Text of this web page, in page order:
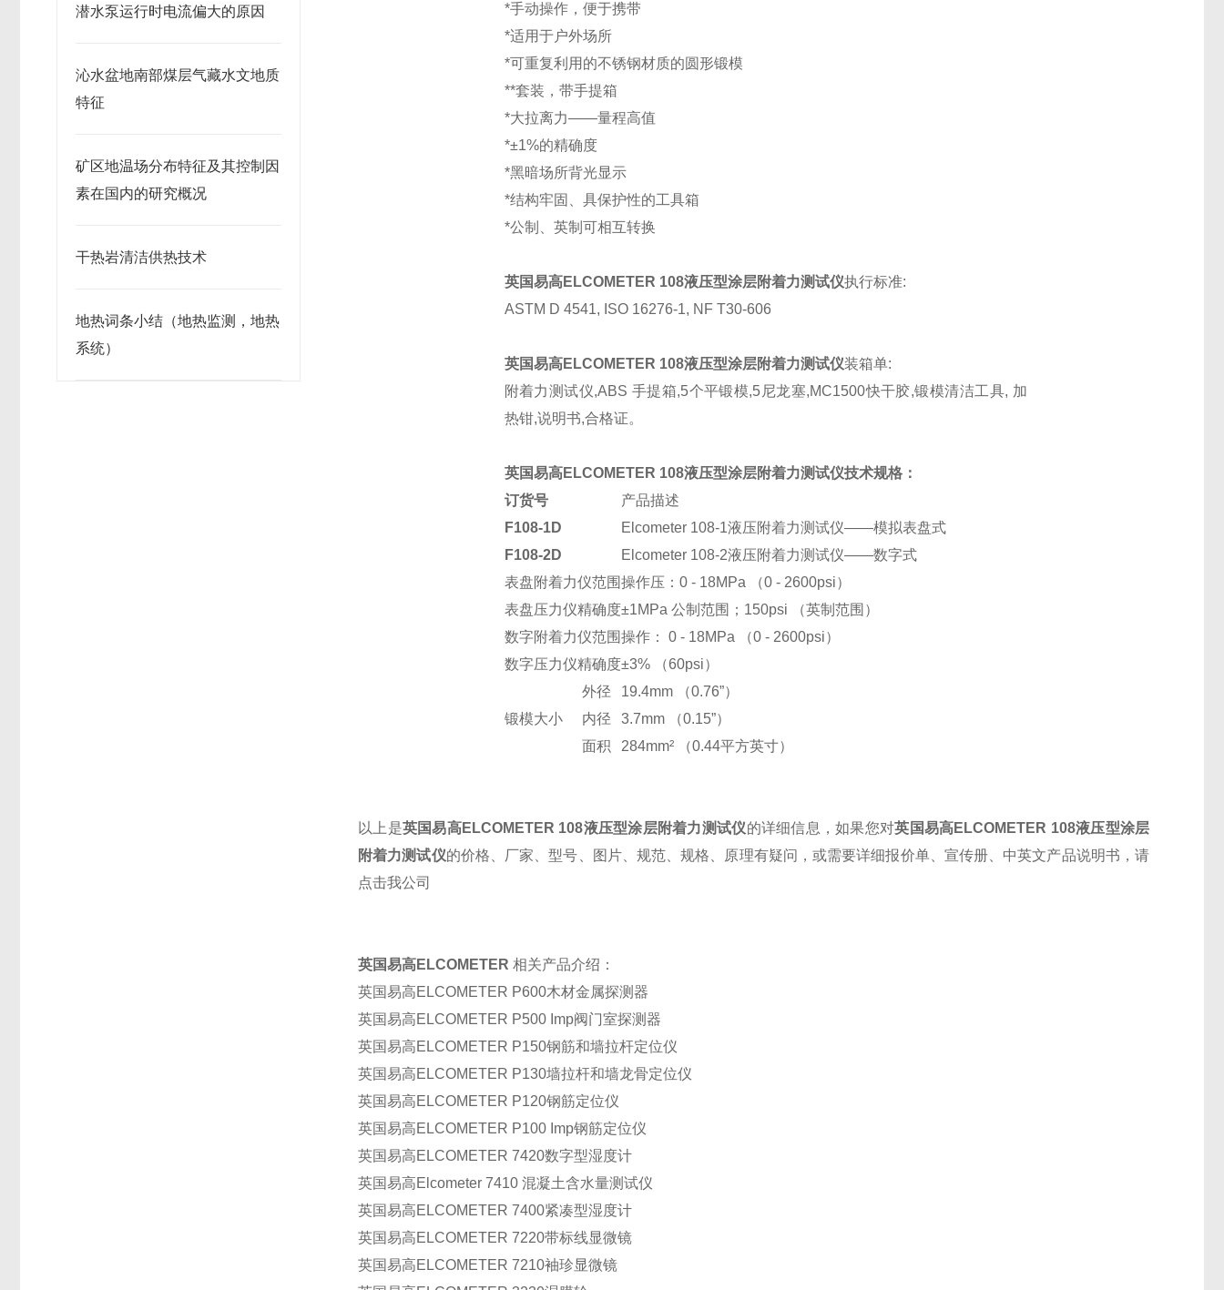
潜水泵运行时电流偏大的原因
沁水盆地南部煤层气藏水文地质
特征
矿区地温场分布特征及其控制因
素在国内的研究概况
干热岩清洁供热技术
地热词条小结（地热监测，地热
系统）
*手动操作，便于携带
*适用于户外场所
*可重复利用的不锈钢材质的圆形锻模
**套装，带手提箱
*大拉离力——量程高值
*±1%的精确度
*黑暗场所背光显示
*结构牢固、具保护性的工具箱
*公制、英制可相互转换
英国易高ELCOMETER 108液压型涂层附着力测试仪执行标准:
ASTM D 4541, ISO 16276-1, NF T30-606
英国易高ELCOMETER 108液压型涂层附着力测试仪装箱单:
附着力测试仪,ABS 手提箱,5个平锻模,5尼龙塞,MC1500快干胶,锻模清洁工具, 加
热钳,说明书,合格证。
英国易高ELCOMETER 108液压型涂层附着力测试仪技术规格：
订货号
产品描述
F108-1D
Elcometer 108-1液压附着力测试仪——模拟表盘式
F108-2D
Elcometer 108-2液压附着力测试仪——数字式
表盘附着力仪范围操作压：0 - 18MPa （0 - 2600psi）
表盘压力仪精确度±1MPa 公制范围；150psi （英制范围）
数字附着力仪范围操作： 0 - 18MPa （0 - 2600psi）
数字压力仪精确度±3% （60psi）
锻模大小
外径
19.4mm （0.76”）
内径
3.7mm （0.15”）
面积
284mm² （0.44平方英寸）
以上是英国易高ELCOMETER 108液压型涂层附着力测试仪的详细信息，如果您对英国易高ELCOMETER 108液压型涂层
附着力测试仪的价格、厂家、型号、图片、规范、规格、原理有疑问，或需要详细报价单、宣传册、中英文产品说明书，请
点击我公司
英国易高ELCOMETER相关产品介绍：
英国易高ELCOMETER P600木材金属探测器
英国易高ELCOMETER P500 Imp阀门室探测器
英国易高ELCOMETER P150钢筋和墙拉杆定位仪
英国易高ELCOMETER P130墙拉杆和墙龙骨定位仪
英国易高ELCOMETER P120钢筋定位仪
英国易高ELCOMETER P100 Imp钢筋定位仪
英国易高ELCOMETER 7420数字型湿度计
英国易高Elcometer 7410 混凝土含水量测试仪
英国易高ELCOMETER 7400紧凑型湿度计
英国易高ELCOMETER 7220带标线显微镜
英国易高ELCOMETER 7210袖珍显微镜